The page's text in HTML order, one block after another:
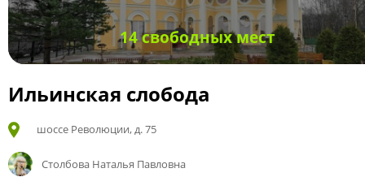
14 свободных мест
Ильинская слобода
шоссе Революции, д. 75
Столбова Наталья Павловна